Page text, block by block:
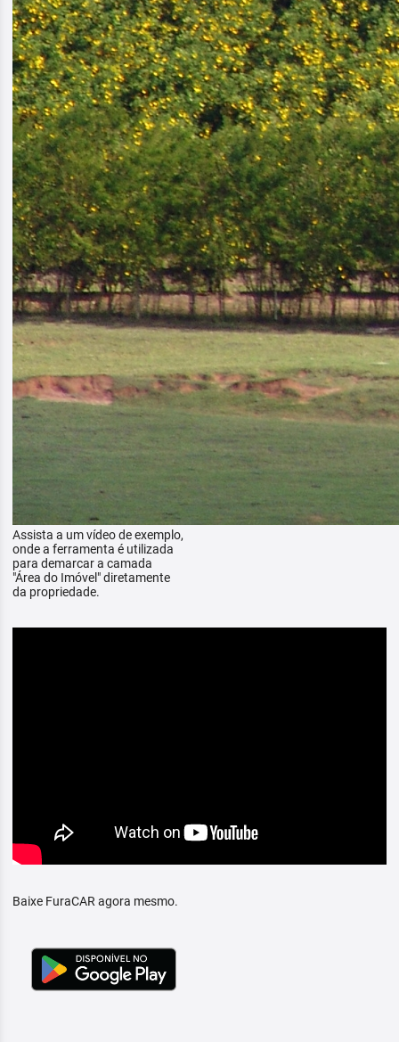
Assista a um vídeo de exemplo,
onde a ferramenta é utilizada
para demarcar a camada
"Área do Imóvel" diretamente
da propriedade.
Baixe FuraCAR agora mesmo.